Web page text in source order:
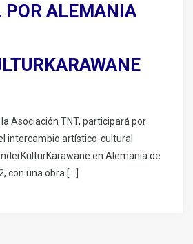
POR ALEMANIA
Asociación TNT, participará por
intercambio artístico-cultural
en Alemania de
con una obra […]